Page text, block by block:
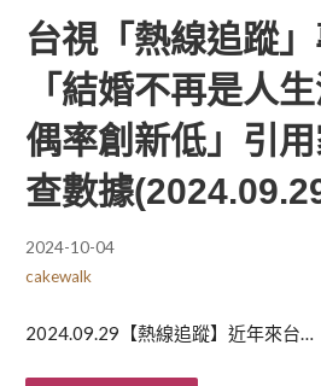
台視「熱線追蹤
「結婚不再是人
偶率創新低」引
查數據
2024-10-04
cakewalk
2024.09.29【熱線追蹤】近年來台…